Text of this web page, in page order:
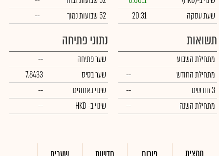
שעת עסקה
20:31
52 שבועות נמוך
--
תשואות
מתחילת השבוע
מתחילת החודש
--
3 חודשים
--
מתחילת השנה
--
נתוני פתיחה
שער פתיחה
--
שער בסיס
7.8433
שינוי באחוזים
--
שינויב- HKD --